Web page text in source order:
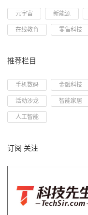
元宇宙 新能源
在线教育 零售科技
推荐栏目
手机数码 金融科技
活动沙龙 智能家居
人工智能
订阅 关注